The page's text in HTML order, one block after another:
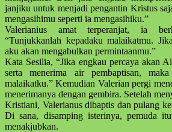
janjiku untuk menjadi pengantin Kristus
mengasihimu seperti ia mengasihiku.”
Valerianius amat terperanjat, ia
“Tunjukkanlah kepadaku malaikatmu.
aku akan mengabulkan permintaanmu.”
Kata Sesilia, “Jika engkau percaya akan
serta menerima air pembaptisan,
malaikatku.” Kemudian Valerian pergi
menerimanya dengan gembira. Setelah
Kristiani, Valerianus dibaptis dan pulang
Di sana, disamping isterinya, pemuda
menakjubkan.